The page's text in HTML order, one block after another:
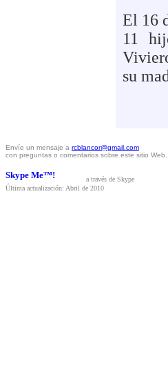
El 16
11
su
Envíe un mensaje a rcblancor@gmail.com
con preguntas o comentarios sobre este sitio Web.
a través de Skype
Última actualización: Abril de 2010